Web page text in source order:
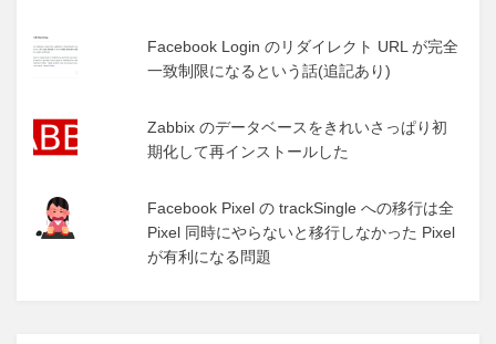
Facebook Login のリダイレクト URL が完全
一致制限になるという話(追記あり)
Zabbix のデータベースをきれいさっぱり初
期化して再インストールした
Facebook Pixel の trackSingle への移行は全
Pixel 同時にやらないと移行しなかった Pixel
が有利になる問題